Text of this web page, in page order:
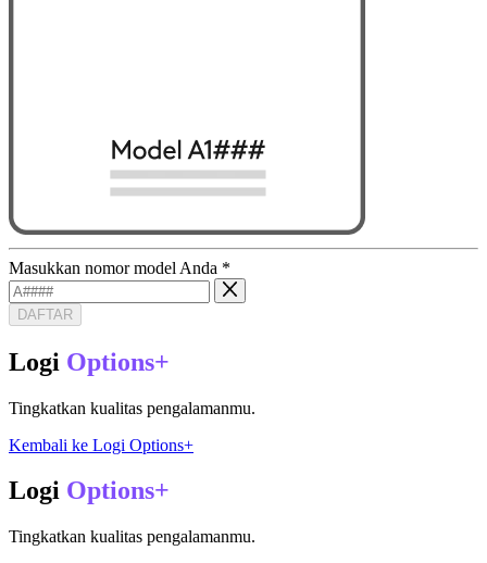
Masukkan nomor model Anda *
DAFTAR
Logi Options+
Tingkatkan kualitas pengalamanmu.
Kembali ke Logi Options+
Logi Options+
Tingkatkan kualitas pengalamanmu.